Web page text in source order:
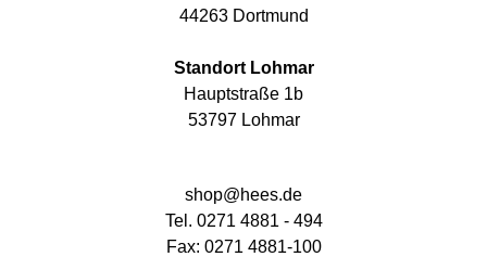
44263 Dortmund
Standort Lohmar
Hauptstraße 1b
53797 Lohmar
shop@hees.de
Tel. 0271 4881 - 494
Fax: 0271 4881-100